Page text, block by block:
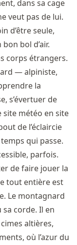
dans sa cage
veut pas de lui.
d’être seule,
bol d’air.
corps étrangers.
— alpiniste,
la
s’évertuer de
météo en site
de l’éclaircie
qui passe.
parfois.
de faire jouer la
tout entière est
Le montagnard
corde. Il en
altières,
où l’azur du